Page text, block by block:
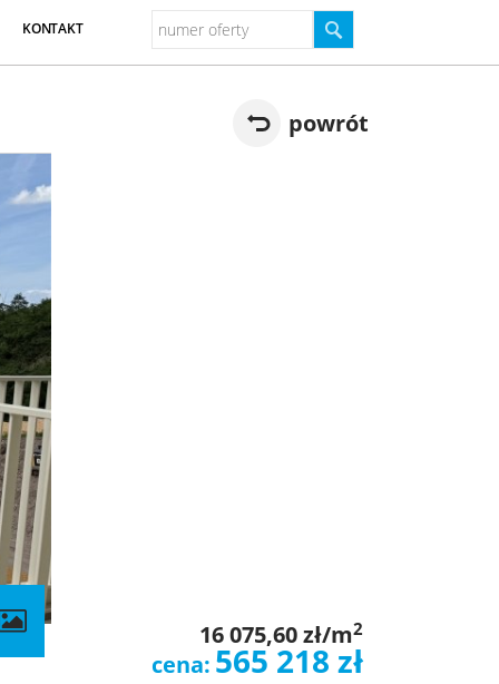
KONTAKT
powrót
contributors
16 075,60 zł/m2
cena: 565 218 zł